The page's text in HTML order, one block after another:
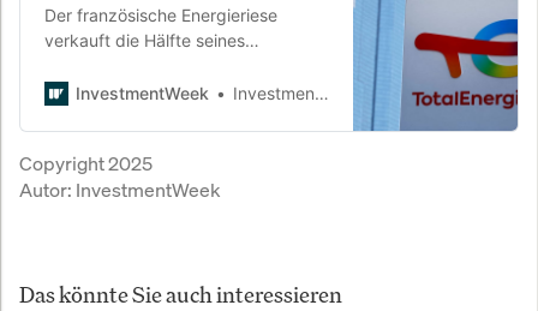
Der französische Energieriese
verkauft die Hälfte seines
US-Beteiligungsgesellschaft KKR.
Schritt ein strategisches Kalkül.
InvestmentWeek InvestmentWeek
Copyright 2025
Autor: InvestmentWeek
Das könnte Sie auch interessieren